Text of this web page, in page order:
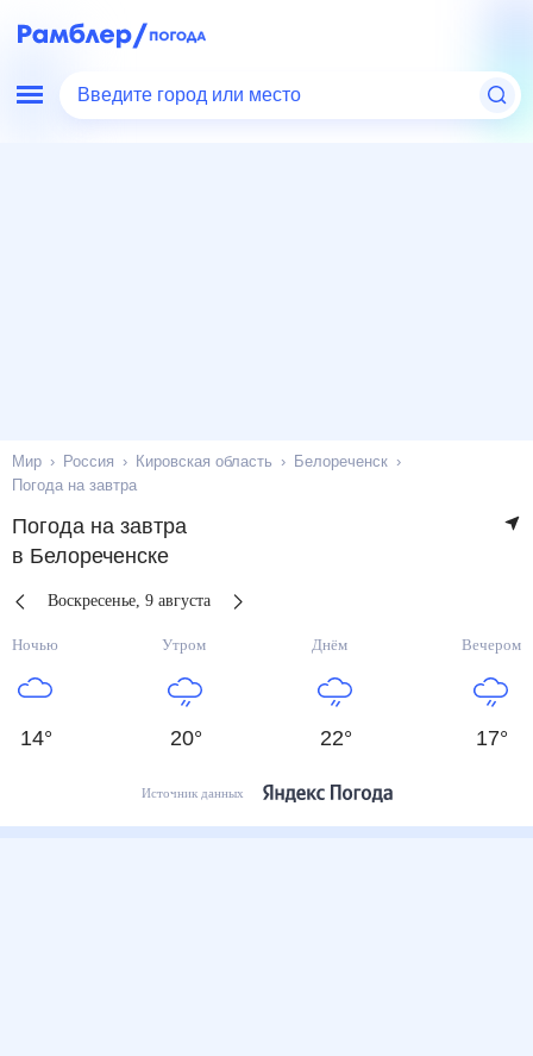
Введите город или место
Мир Россия Кировская область
Белореченск
Погода на завтра
Погода на завтра
в Белореченске
Воскресенье, 9августа
Ночью
14°
Утром
20°
Днём
22°
Вечером
17°
Источник данных